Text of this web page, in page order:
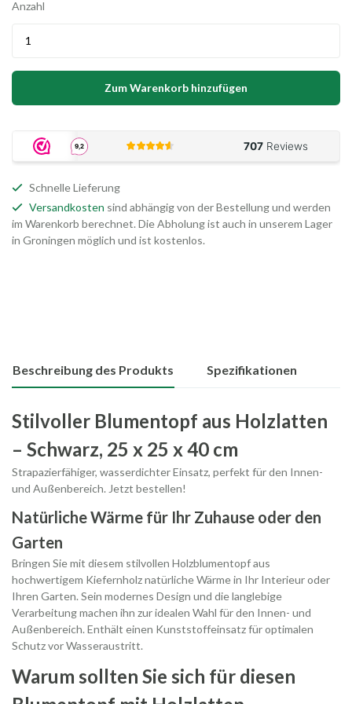
Anzahl
Zum Warenkorb hinzufügen
Schnelle Lieferung
Versandkosten sind abhängig von der Bestellung und werden
im Warenkorb berechnet. Die Abholung ist auch in unserem Lager
in Groningen möglich und ist kostenlos.
Beschreibung des Produkts Spezifikationen
Stilvoller Blumentopf aus Holzlatten
– Schwarz, 25 x 25 x 40 cm
Strapazierfähiger, wasserdichter Einsatz, perfekt für den Innen-
und Außenbereich. Jetzt bestellen!
Natürliche Wärme für Ihr Zuhause oder den
Garten
Bringen Sie mit diesem stilvollen Holzblumentopf aus
hochwertigem Kiefernholz natürliche Wärme in Ihr Interieur oder
Ihren Garten. Sein modernes Design und die langlebige
Verarbeitung machen ihn zur idealen Wahl für den Innen- und
Außenbereich. Enthält einen Kunststoffeinsatz für optimalen
Schutz vor Wasseraustritt.
Warum sollten Sie sich für diesen